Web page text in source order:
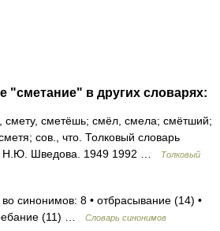
"сметание" в других словарях:
сметёшь; смёл, смела; смётший;
сов., что. Толковый словарь
Н.Ю. Шведова. 1949 1992 …
Толковый
синонимов: 8 • отбрасывание (14) •
(11) …
Словарь синонимов